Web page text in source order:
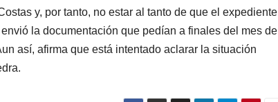
y, por tanto, no estar al tanto de que el expediente
la documentación que pedían a finales del mes de
así, afirma que está intentado aclarar la situación